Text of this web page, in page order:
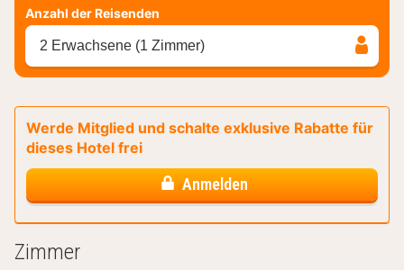
Anzahl der Reisenden
2 Erwachsene (1 Zimmer)
Werde Mitglied und schalte exklusive Rabatte für
dieses Hotel frei
Anmelden
Zimmer